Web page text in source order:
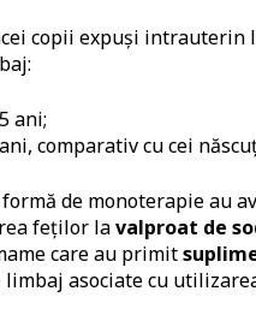
copii expuși
ani;
comparativ cu cei
de monoterapie au
feților lavalproat de
care au primit
limbaj asociate cu